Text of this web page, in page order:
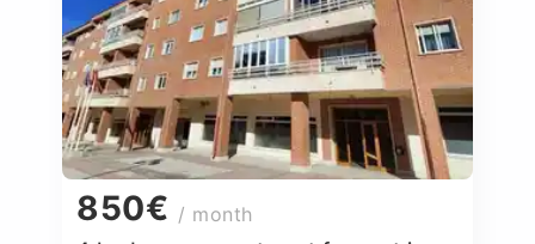
850€ / month